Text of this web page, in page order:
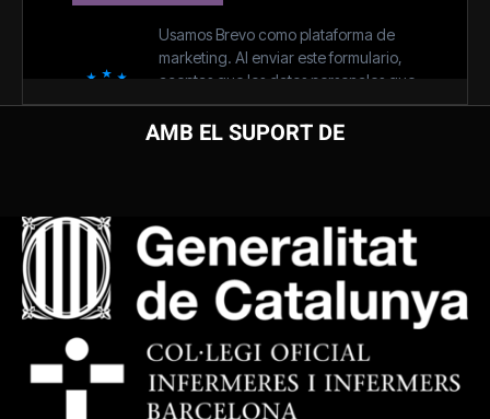
AMB EL SUPORT DE